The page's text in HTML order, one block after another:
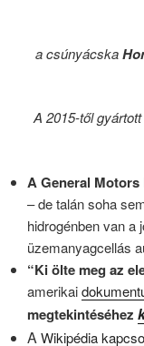
a csúnyácska
A 2015-től gyártott
A General
– de talán soha
hidrogénben van a
üzemanyagcellás
“Ki ölte meg az
amerikai
megtekintéséhez
A Wikipédia